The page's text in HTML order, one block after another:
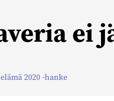
ei
2020 -hanke